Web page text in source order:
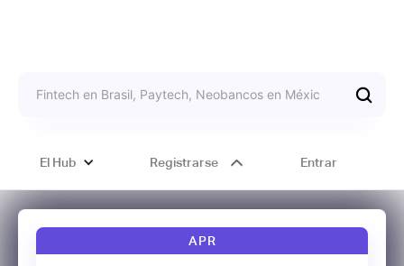
El Hub Registrarse Entrar
APR